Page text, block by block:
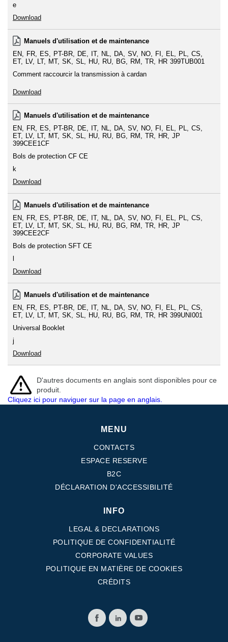
e
Download
Manuels d'utilisation et de maintenance
EN
FR ES PT-BR DE IT NL DA SV NO FI EL PL
CS
ET
LV LT MT SK SL HU RU BG RM TR HR 399TUB001
Comment raccourcir la transmission à cardan
Download
Manuels d'utilisation et de maintenance
EN
FR ES PT-BR DE IT NL DA SV NO FI EL PL
CS
ET
LV LT MT SK SL HU RU BG RM TR HR JP
399CEE1CF
Bols de protection CF CE
k
Download
Manuels d'utilisation et de maintenance
EN
FR ES PT-BR DE IT NL DA SV NO FI EL PL
CS
ET
LV LT MT SK SL HU RU BG RM TR HR JP
399CEE2CF
Bols de protection SFT CE
Download
Manuels d'utilisation et de maintenance
EN
FR ES PT-BR DE IT NL DA SV NO FI EL PL
CS
ET
LV LT MT SK SL HU RU BG RM TR HR 399UNI001
Universal Booklet
j
Download
D'autres documents en anglais sont disponibles pour ce
produit.
Cliquez ici pour naviguer sur la page en anglais.
MENU
CONTACTS
ESPACE RESERVE
B2C
DÉCLARATION D'ACCESSIBILITÉ
INFO
LEGAL & DECLARATIONS
POLITIQUE DE CONFIDENTIALITÉ
CORPORATE VALUES
POLITIQUE EN MATIÈRE DE COOKIES
CRÉDITS